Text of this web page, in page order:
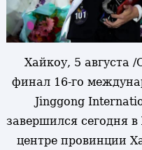
Хайкоу, 5 августа
финал 16-го
Jinggong
завершился сегодня
центре провинции